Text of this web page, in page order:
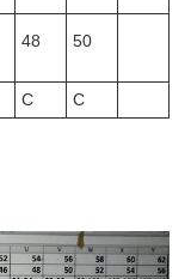
48 50
C C